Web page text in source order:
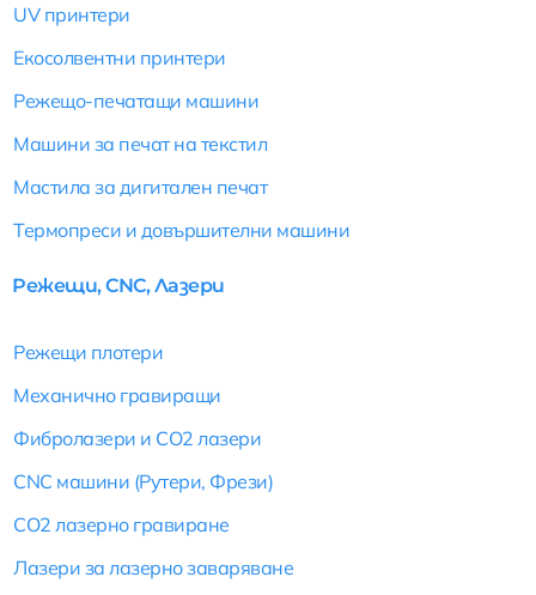
UV принтери
Екосолвентни принтери
Режещо-печатащи машини
Машини за печат на текстил
Мастила за дигитален печат
Термопреси и довършителни машини
Режещи, CNC, Лазери
Режещи плотери
Механично гравиращи
Фибролазери и CO2 лазери
CNC машини (Рутери, Фрези)
CO2 лазерно гравиране
Лазери за лазерно заваряване